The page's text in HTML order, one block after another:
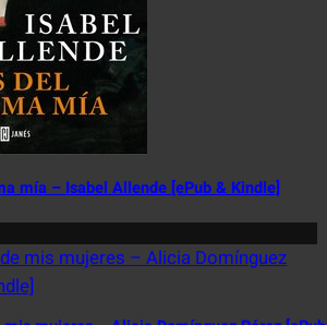
mía – Isabel Allende [ePub & Kindle]